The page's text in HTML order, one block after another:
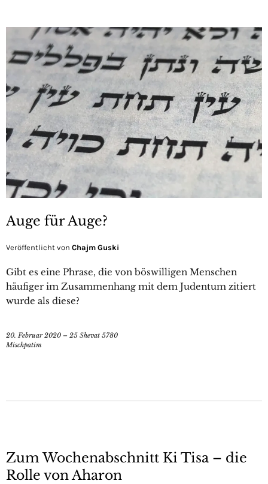
Auge für Auge?
Veröffentlicht von Chajm Guski
Gibt es eine Phrase, die von böswilligen Menschen
häufiger im Zusammenhang mit dem Judentum zitiert
wurde als diese?
20. Februar 2020 – 25 Shevat 5780
Mischpatim
Zum Wochenabschnitt Ki Tisa – die
Rolle von Aharon